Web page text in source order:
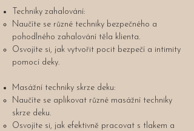
Techniky zahalování:
Naučíte se různé techniky bezpečného a
pohodlného zahalování těla klienta.
Osvojíte si, jak vytvořit pocit bezpečí a intimity
pomocí deky.
Masážní techniky skrze deku:
Naučíte se aplikovat různé masážní techniky
skrze deku.
Osvojíte si, jak efektivně pracovat s tlakem a